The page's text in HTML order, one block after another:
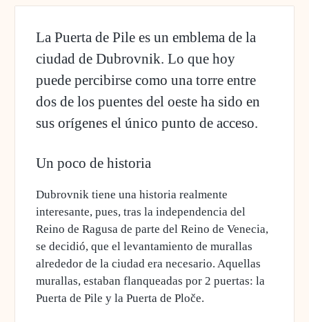
La Puerta de Pile es un emblema de la
ciudad de Dubrovnik. Lo que hoy
puede percibirse como una torre entre
dos de los puentes del oeste ha sido en
sus orígenes el único punto de acceso.
Un poco de historia
Dubrovnik tiene una historia realmente
interesante, pues, tras la independencia del
Reino de Ragusa de parte del Reino de Venecia,
se decidió, que el levantamiento de murallas
alrededor de la ciudad era necesario. Aquellas
murallas, estaban flanqueadas por 2 puertas: la
Puerta de Pile y la Puerta de Ploče.